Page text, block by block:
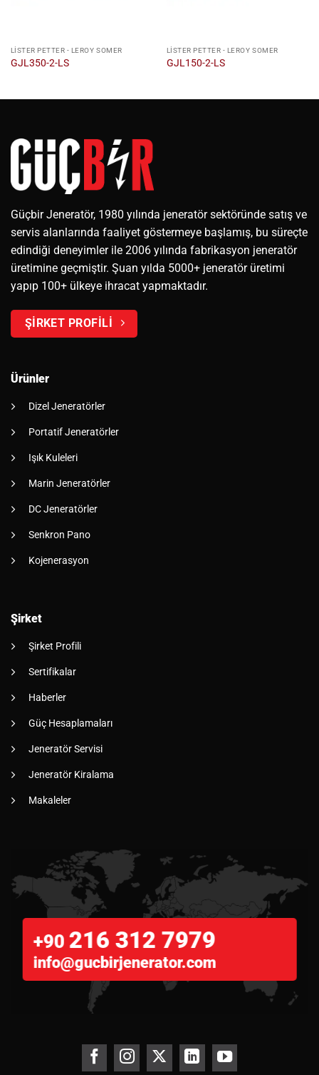
LISTER PETTER - LEROY SOMER
GJL350-2-LS
LISTER PETTER - LEROY SOMER
GJL150-2-LS
Güçbir Jeneratör, 1980 yılında jeneratör sektöründe satış ve
servis alanlarında faaliyet göstermeye başlamış, bu süreçte
edindiği deneyimler ile 2006 yılında fabrikasyon jeneratör
üretimine geçmiştir. Şuan yılda 5000+ jeneratör üretimi
yapıp 100+ ülkeye ihracat yapmaktadır.
ŞİRKET PROFİLİ
Ürünler
Dizel Jeneratörler
Portatif Jeneratörler
Işık Kuleleri
Marin Jeneratörler
DC Jeneratörler
Senkron Pano
Kojenerasyon
Şirket
Şirket Profili
Sertifikalar
Haberler
Güç Hesaplamaları
Jeneratör Servisi
Jeneratör Kiralama
Makaleler
+90 216 312 7979
info@gucbirjenerator.com